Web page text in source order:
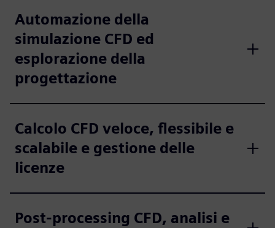
Automazione della
simulazione CFD ed
esplorazione della
progettazione
Calcolo CFD veloce, flessibile e
scalabile e gestione delle
licenze
Post-processing CFD, analisi e